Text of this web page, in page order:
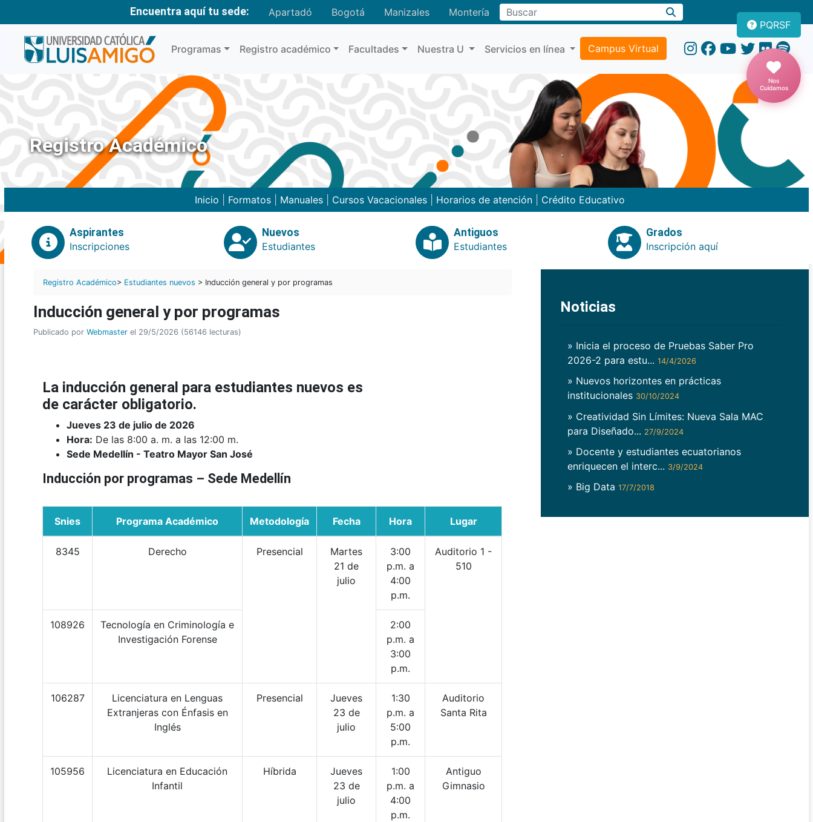
Encuentra aquí tu sede: Apartadó Bogotá Manizales MonteríaBuscar
Programas Registro académico Facultades Nuestra U Servicios en línea Campus Virtual
PQRSF
Nos
Cuidamos
Registro Académico
Inicio Formatos| Manuales| Cursos Vacacionales| Horarios de atención| Crédito Educativo
Aspirantes
Inscripciones
Nuevos
Estudiantes
Antiguos
Estudiantes
Grados
Inscripción aquí
Registro Académico> Estudiantes nuevos > Inducción general y por programas
Inducción general y por programas
Publicado por Webmaster el 29/5/2026 (56146 lecturas)
La inducción general para estudiantes nuevos es
de carácter obligatorio.
Jueves 23 de julio de 2026
Hora: De las 8:00 a. m. a las 12:00 m.
Sede Medellín - Teatro Mayor San José
Inducción por programas – Sede Medellín
Snies Programa Académico Metodología Fecha Hora Lugar
8345 Derecho Presencial
Martes
21 de
julio
3:00
p.m. a
4:00
p.m.
Auditorio 1 -
510
108926
Tecnología en Criminología e
Investigación Forense
2:00
p.m. a
3:00
p.m.
106287
Licenciatura en Lenguas
Extranjeras con Énfasis en
Inglés
Presencial
Jueves
23 de
julio
1:30
p.m. a
5:00
p.m.
Auditorio
Santa Rita
105956
Licenciatura en Educación
Infantil
Híbrida
Jueves
23 de
julio
1:00
p.m. a
4:00
p.m.
Antiguo
Gimnasio
Noticias
» Inicia el proceso de Pruebas Saber Pro
2026-2 para estu... 14/4/2026
» Nuevos horizontes en prácticas
institucionales 30/10/2024
» Creatividad Sin Límites: Nueva Sala MAC
para Diseñado... 27/9/2024
» Docente y estudiantes ecuatorianos
enriquecen el interc... 3/9/2024
» Big Data 17/7/2018